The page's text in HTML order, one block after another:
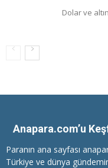
Dolar ve
Anapara.com’u
Paranın ana sayfası
Türkiye ve dünya